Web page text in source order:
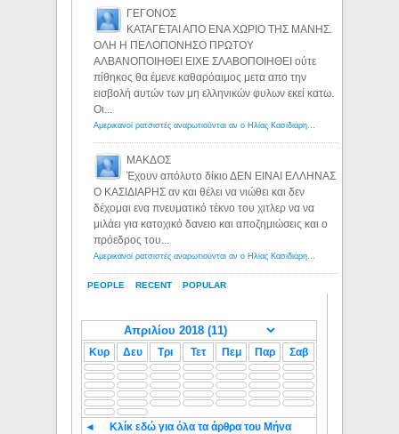
PEOPLE RECENT POPULAR
ΓΕΓΟΝΟΣ
ΚΑΤΑΓΕΤΑΙ ΑΠΟ ΕΝΑ ΧΩΡΙΟ ΤΗΣ ΜΑΝΗΣ.
ΟΛΗ Η ΠΕΛΟΠΟΝΗΣΟ ΠΡΩΤΟΥ
ΑΛΒΑΝΟΠΟΙΗΘΕΙ ΕΙΧΕ ΣΛΑΒΟΠΟΙΗΘΕΙ ούτε
πίθηκος θα έμενε καθαρόαιμος μετα απο την
εισβολή αυτών των μη ελληνικών φυλων εκεί κατω.
Οι...
ΜΑΚΔΟΣ
Έχουν απόλυτο δίκιο ΔΕΝ ΕΙΝΑΙ ΕΛΛΗΝΑΣ
Ο ΚΑΣΙΔΙΑΡΗΣ αν και θέλει να νιώθει και δεν
δέχομαι ενα πνευματικό τέκνο του χιτλερ να να
μιλάει για κατοχικό δανειο και αποζημιώσεις και ο
πρόεδρος του...
Κυρ Δευ Τρι Τετ Πεμ Παρ Σαβ
◄ Κλίκ εδώ για όλα τα άρθρα του Μήνα